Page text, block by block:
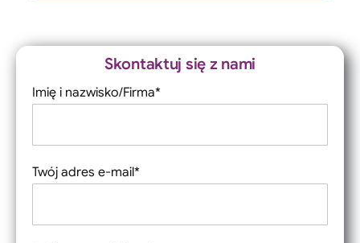
Skontaktuj się z nami
Imię i nazwisko/Firma*
Twój adres e-mail*